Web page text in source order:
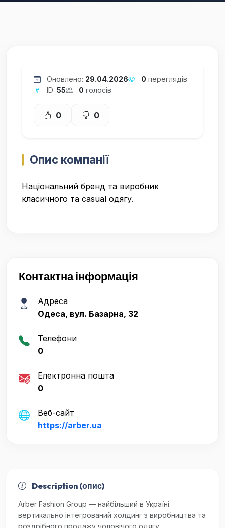
Оновлено: 29.04.2026 0 переглядів
ID: 55 0 голосів
0 0
Опис компанії
Національний бренд та виробник
класичного та casual одягу.
Контактна інформація
Адреса
Одеса, вул. Базарна, 32
Телефони
0
Електронна пошта
0
Веб-сайт
https://arber.ua
Description (опис)
Arber Fashion Group — найбільший в Україні
вертикально інтегрований холдинг з виробництва та